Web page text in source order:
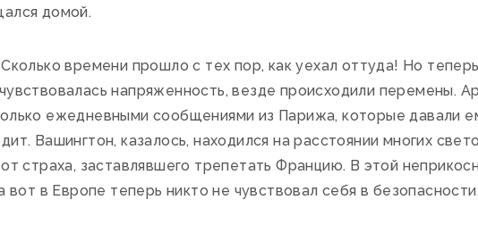
домой.
времени прошло с тех пор, как уехал оттуда! Но
напряженность, везде происходили перемены.
ежедневными сообщениями из Парижа, которые давали
Вашингтон, казалось, находился на расстоянии многих
страха, заставлявшего трепетать Францию. В этой
вот в Европе теперь никто не чувствовал себя в безопасности.